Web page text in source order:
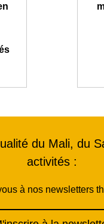
du Mali, du
activités :
à nos newsletters